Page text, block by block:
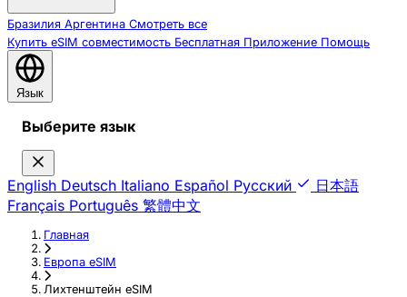
Бразилия Аргентина Смотреть все
Купить eSIM совместимость Бесплатная Приложение Помощь
Язык
Выберите язык
English Deutsch Italiano Español Русский
日本語
Français Português 繁體中文
Главная
›
Европа eSIM
›
Лихтенштейн eSIM